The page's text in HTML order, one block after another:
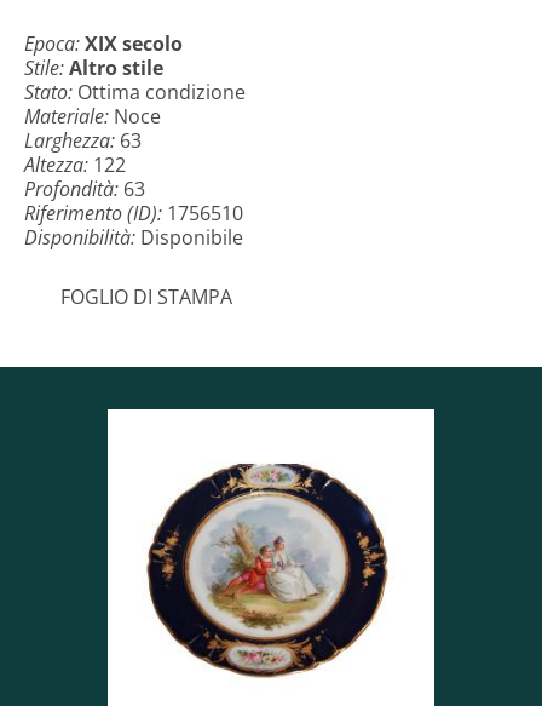
Epoca:XIX secolo
Stile:Altro stile
Stato: Ottima condizione
Materiale: Noce
Larghezza: 63
Altezza: 122
Profondità: 63
Riferimento (ID): 1756510
Disponibilità: Disponibile
FOGLIO DI STAMPA